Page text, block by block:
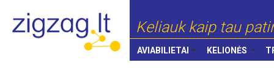
Keliauk kaip tau
AVIABILIETAI KELIONĖS